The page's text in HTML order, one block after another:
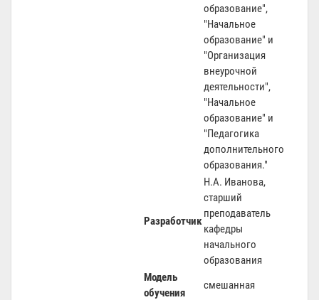
образование",
"Начальное
образование" и
"Организация
внеурочной
деятельности",
"Начальное
образование" и
"Педагогика
дополнительного
образования."
Разработчик
Н.А. Иванова,
старший
преподаватель
кафедры
начального
образования
Модель
обучения
смешанная